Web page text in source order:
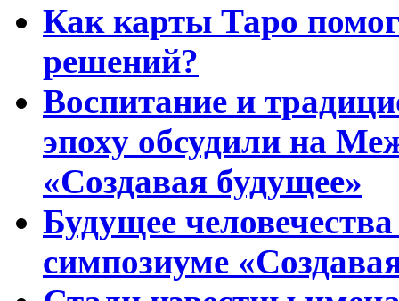
Как карты Таро
решений?
Воспитание и
эпоху обсудили на
«Создавая будущее»
Будущее
симпозиуме